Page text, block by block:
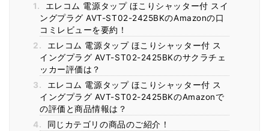
1.
エレコム 電源タップ ほこりシャッター付 スイ
ングプラグ AVT-ST02-2425BKのAmazonの口
コミレビューを要約！
2.
エレコム 電源タップ ほこりシャッター付 ス
イングプラグ AVT-ST02-2425BKのサクラチェ
ッカー評価は？
3.
エレコム 電源タップ ほこりシャッター付 ス
イングプラグ AVT-ST02-2425BKのAmazonで
の評価と商品情報は？
4.
同じカテゴリの商品のご紹介！